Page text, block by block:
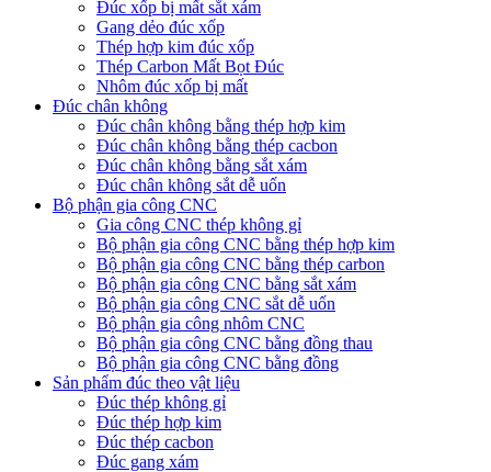
Đúc xốp bị mất sắt xám
Gang dẻo đúc xốp
Thép hợp kim đúc xốp
Thép Carbon Mất Bọt Đúc
Nhôm đúc xốp bị mất
Đúc chân không
Đúc chân không bằng thép hợp kim
Đúc chân không bằng thép cacbon
Đúc chân không bằng sắt xám
Đúc chân không sắt dễ uốn
Bộ phận gia công CNC
Gia công CNC thép không gỉ
Bộ phận gia công CNC bằng thép hợp kim
Bộ phận gia công CNC bằng thép carbon
Bộ phận gia công CNC bằng sắt xám
Bộ phận gia công CNC sắt dễ uốn
Bộ phận gia công nhôm CNC
Bộ phận gia công CNC bằng đồng thau
Bộ phận gia công CNC bằng đồng
Sản phẩm đúc theo vật liệu
Đúc thép không gỉ
Đúc thép hợp kim
Đúc thép cacbon
Đúc gang xám